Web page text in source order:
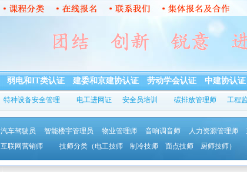
弱电和IT类认证 建委和京建协认证 劳动学会认证 中建协认证
特种设备安全管理 电工进网证 安全员培训 碳排放管理师 工程
汽车驾驶员 智能楼宇管理员 物业管理师 音响调音师 人力资源管理师
互联网营销师 技师分类 （电工技师 制冷技师 面点技师 厨师技师）